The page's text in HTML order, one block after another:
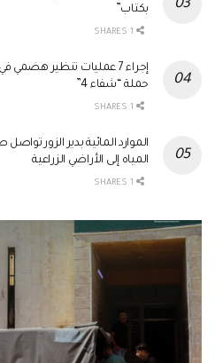
بكتاب”
إجراء 7 عمليات تنظير
حملة “شفاء 4”
الموارد المائية بدير الزور
المياه إلى الأراضي الزراعية